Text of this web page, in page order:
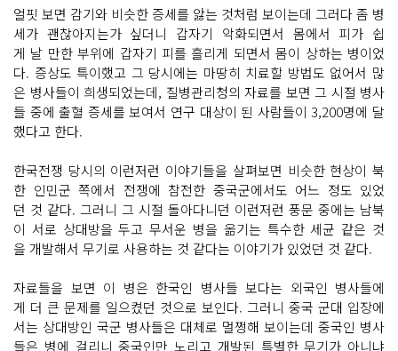
얼핏 보면 감기와 비슷한 증세를 앓는 것처럼 보이는데 그러다 좀 병
세가 괜찮아지는가 싶더니 갑자기 악화되면서 몸에서 피가 쉽
게 날 만한 부위에 갑자기 피를 흘리게 되면서 몸이 상하는 병이었
다. 증상도 특이했고 그 당시에는 마땅히 치료할 방법도 없어서 많
은 병사들이 희생되었는데, 질병관리청의 자료를 보면 그 시절 병사
들 중에 출혈 증세를 보여서 연구 대상이 된 사람들이 3,200명에 달
했다고 한다.
한국전쟁 당시의 이런저런 이야기들을 살펴보면 비슷한 현상이 북
한 인민군 쪽에서 전쟁에 참전한 중국군에서도 어느 정도 있었
던 것 같다. 그러니 그 시절 돌아다니던 이런저런 풍문 중에는 남북
이 서로 상대방을 두고 무서운 병을 옮기는 특수한 세균 같은 것
을 개발해서 무기로 사용하는 것 같다는 이야기가 있었던 것 같다.
자료들을 보면 이 병은 한국인 병사들 보다는 외국인 병사들에
게 더 큰 문제를 일으켰던 것으로 보인다. 그러니 중국 군대 입장에
서는 상대방인 국군 병사들은 대체로 멀쩡해 보이는데 중국인 병사
들은 병에 걸리니 중국인만 노리고 개발된 특별한 무기가 아니냐